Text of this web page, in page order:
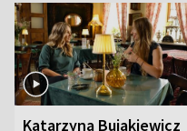
Katarzyna Bujakiewicz